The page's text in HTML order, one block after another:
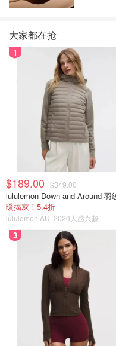
大家都在抢
1
$189.00 $349.00
暖揭灰！5.4折
lululemon AU 2020人感兴趣
3